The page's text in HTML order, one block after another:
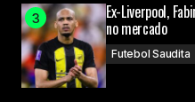
Ex-Liverpool,
no mercado
Futebol Saudita